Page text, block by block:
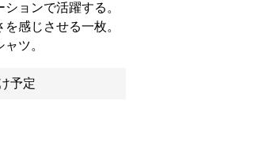
ョンで活躍する。
感じさせる一枚。
ツ。
予定